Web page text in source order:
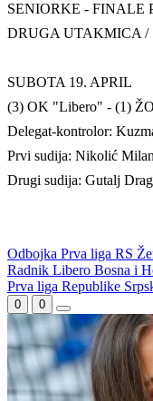
SENIORKE - FINALE
DRUGA UTAKMICA
SUBOTA 19. APRIL
(3) OK "Libero" - (1)
Delegat-kontrolor:
Prvi sudija: Nikolić
Drugi sudija: Gutalj
Odbojka Prva liga RS
Radnik Libero Bosna i
WEB PREPORUKE
Borac savladao
značajnim kapitalom
revanš u Bjelorusiji